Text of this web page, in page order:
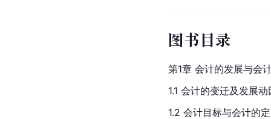
图书目录
第1章 会计的发展与会
1.1 会计的变迁及发展动
1.2 会计目标与会计的